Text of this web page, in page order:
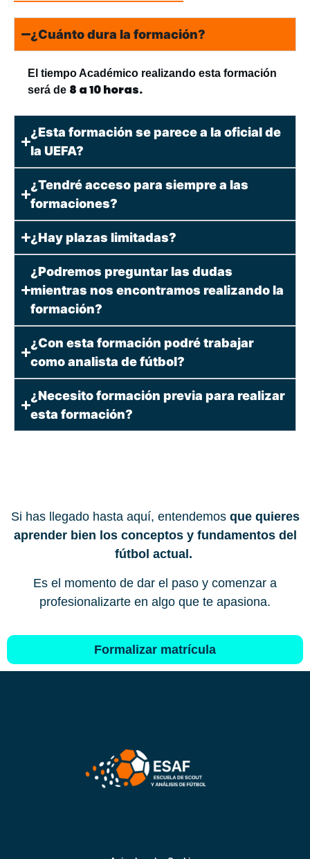
¿Cuánto dura la formación?
El tiempo Académico realizando esta formación
será de 8 a 10 horas.
¿Esta formación se parece a la oficial de
la UEFA?
¿Tendré acceso para siempre a las
formaciones?
¿Hay plazas limitadas?
¿Podremos preguntar las dudas
mientras nos encontramos realizando la
formación?
¿Con esta formación podré trabajar
como analista de fútbol?
¿Necesito formación previa para realizar
esta formación?
Si has llegado hasta aquí, entendemos que quieres
aprender bien los conceptos y fundamentos del
fútbol actual.
Es el momento de dar el paso y comenzar a
profesionalizarte en algo que te apasiona.
Formalizar matrícula